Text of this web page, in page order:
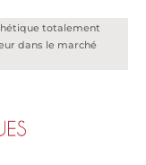
totalement
dans le marché